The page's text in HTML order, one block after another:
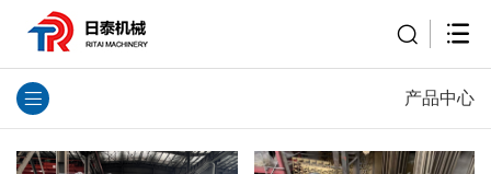
产品中心